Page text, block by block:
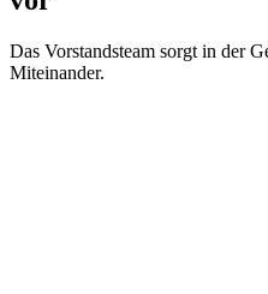
Das Vorstandsteam sorgt in der
Miteinander.